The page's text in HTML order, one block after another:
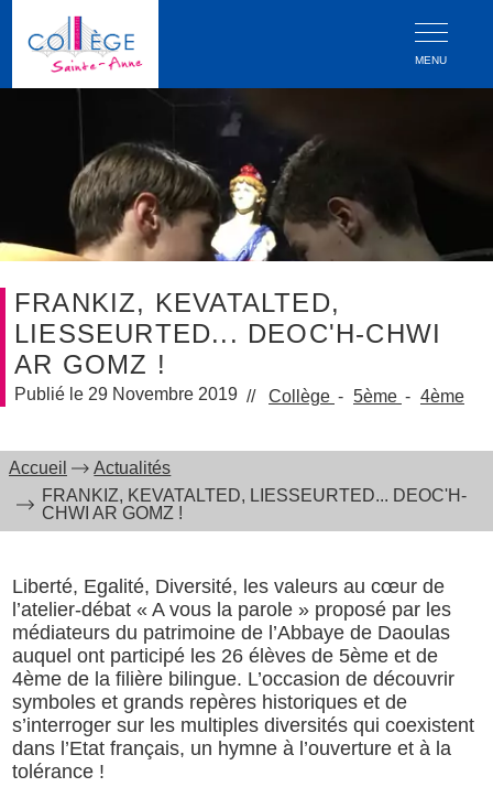
MENU
FRANKIZ, KEVATALTED,
LIESSEURTED... DEOC'H-CHWI
AR GOMZ !
29 Novembre 2019 Collège 5ème 4ème
Accueil
Actualités
FRANKIZ, KEVATALTED, LIESSEURTED... DEOC'H-
CHWI AR GOMZ !
Liberté, Egalité, Diversité, les valeurs au cœur de
l’atelier-débat « A vous la parole » proposé par les
médiateurs du patrimoine de l’Abbaye de Daoulas
auquel ont participé les 26 élèves de 5ème et de
4ème de la filière bilingue. L’occasion de découvrir
symboles et grands repères historiques et de
s’interroger sur les multiples diversités qui coexistent
dans l’Etat français, un hymne à l’ouverture et à la
tolérance !